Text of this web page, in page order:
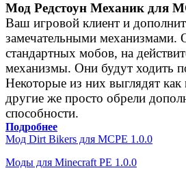
Мод Редстоун Механик для
Ваш игровой клиент и
замечательными механизмами.
стандартных мобов, на
механизмы. Они будут ходить
Некоторые из них выглядят
другие же просто обрели
способности.
Подробнее
Мод Dirt Bikers для MCPE 1.0.0
Моды для Minecraft PE 1.0.0